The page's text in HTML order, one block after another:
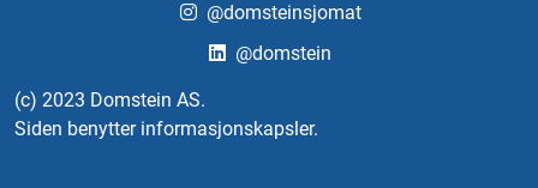
(c) 2023 Domstein AS.
Siden benytter informasjonskapsler.
@domsteinsjomat
@domstein